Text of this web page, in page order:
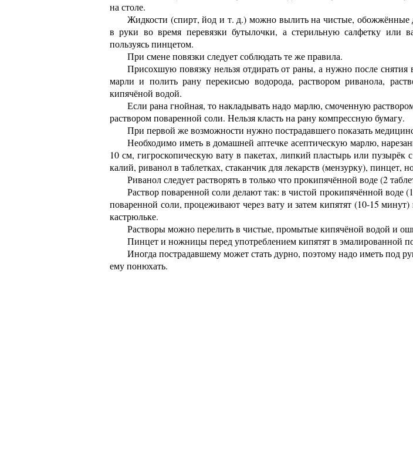
на столе.
Жидкости (спирт, йод и т. д.) можно вылить на чистые, обожжённые
в руки во время перевязки бутылочки, а стерильную салфетку или
пользуясь пинцетом.
При смене повязки следует соблюдать те же правила.
Присохшую повязку нельзя отдирать от раны, а нужно после снятия
марли и полить рану перекисью водорода, раствором риванола,
кипячёной водой.
Если рана гнойная, то накладывать надо марлю, смоченную
раствором поваренной соли. Нельзя класть на рану компрессную бумагу.
При первой же возможности нужно пострадавшего показать
Необходимо иметь в домашней аптечке асептическую марлю,
10 см, гигроскопическую вату в пакетах, липкий пластырь или пузырёк
калий, риванол в таблетках, стаканчик для лекарств (мензурку), пинцет,
Риванол следует растворять в только что прокипячённой воде (2
Раствор поваренной соли делают так: в чистой прокипячённой воде
поваренной соли, процеживают через вату и затем кипятят (10-15
кастрюльке.
Растворы можно перелить в чистые, промытые кипячёной водой и
Пинцет и ножницы перед употреблением кипятят в эмалированной
Иногда пострадавшему может стать дурно, поэтому надо иметь под
ему понюхать.